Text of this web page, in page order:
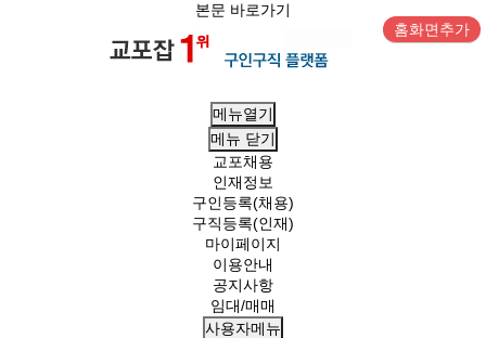
본문 바로가기
홈화면추가
메뉴열기
메뉴 닫기
교포채용
인재정보
구인등록(채용)
구직등록(인재)
마이페이지
이용안내
공지사항
임대/매매
사용자메뉴